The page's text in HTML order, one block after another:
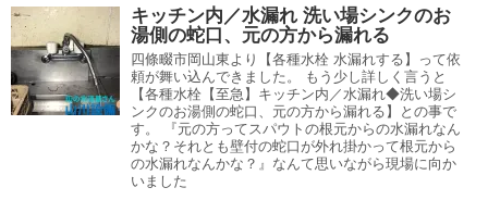
キッチン内／水漏れ 洗い場シンクのお
湯側の蛇口、元の方から漏れる
四條畷市岡山東より【各種水栓 水漏れする】って依
頼が舞い込んできました。 もう少し詳しく言うと
【各種水栓【至急】キッチン内／水漏れ◆洗い場シ
ンクのお湯側の蛇口、元の方から漏れる】との事で
す。 『元の方ってスパウトの根元からの水漏れなん
かな？それとも壁付の蛇口が外れ掛かって根元から
の水漏れなんかな？』なんて思いながら現場に向か
いました